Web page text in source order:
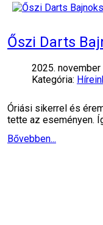
Őszi Darts
2025.
Kategória:
Óriási sikerrel és
tette az eseményen.
Bővebben...